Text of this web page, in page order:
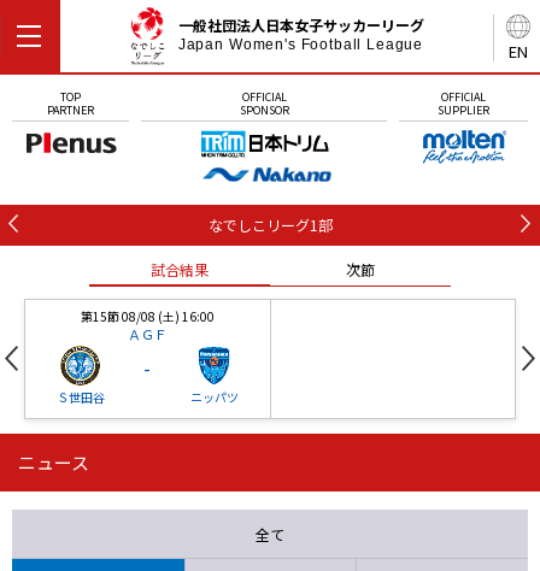
EN
一般社団法人日本女子サッカーリーグ
Japan Women's Football League
TOP
PARTNER
OFFICIAL
SPONSOR
OFFICIAL
SUPPLIER
なでしこリーグ1部
試合結果 次節
第15節 08/08 (土) 16:00
ＡＧＦ
Ｓ世田谷
-
ニッパツ
第16節 09/05 (土) 15:00
ニッパツ 石人の星
ニュース
全て